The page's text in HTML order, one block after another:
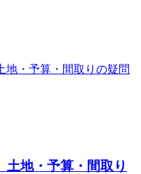
土地・予算・間取り